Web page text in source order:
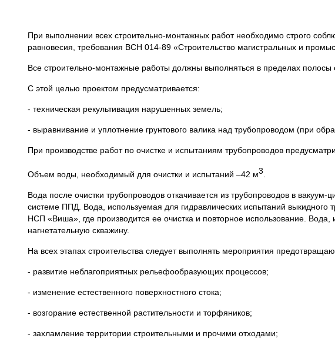
При выполнении всех строительно-монтажных работ необходимо строго
равновесия, требования ВСН 014-89 «Строительство магистральных и
Все строительно-монтажные работы должны выполняться в пределах полосы
С этой целью проектом предусматривается:
- техническая рекультивация нарушенных земель;
- выравнивание и уплотнение грунтового валика над трубопроводом (при
При производстве работ по очистке и испытаниям трубопроводов
Объем воды, необходимый для очистки и испытаний –42 м3
Вода после очистки трубопроводов откачивается из трубопроводов в
системе ППД. Вода, используемая для гидравлических испытаний выкидного
НСП «Виша», где производится ее очистка и повторное использование.
нагнетательную скважину.
На всех этапах строительства следует выполнять мероприятия
- развитие неблагоприятных рельефообразующих процессов;
- изменение естественного поверхностного стока;
- возгорание естественной растительности и торфяников;
- захламление территории строительными и прочими отходами;